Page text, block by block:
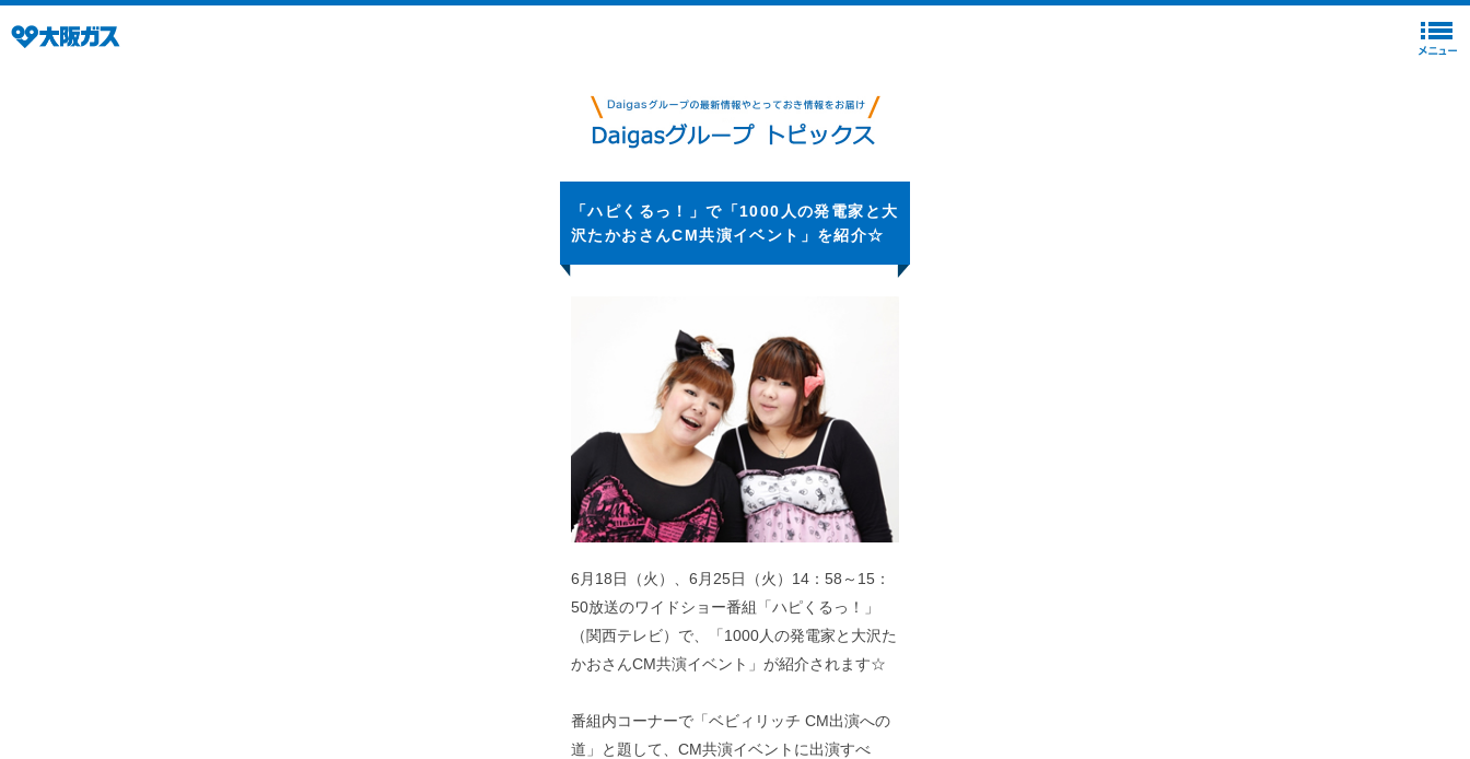
「ハピくるっ！」で「1000人の発電家と大
沢たかおさんCM共演イベント」を紹介☆
6月18日（火）、6月25日（火）14：58～15：
50放送のワイドショー番組「ハピくるっ！」
（関西テレビ）で、「1000人の発電家と大沢た
かおさんCM共演イベント」が紹介されます☆
番組内コーナーで「ベビィリッチ CM出演への
道」と題して、CM共演イベントに出演すべ